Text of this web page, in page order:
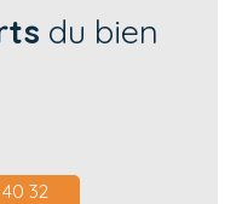
du bien
32